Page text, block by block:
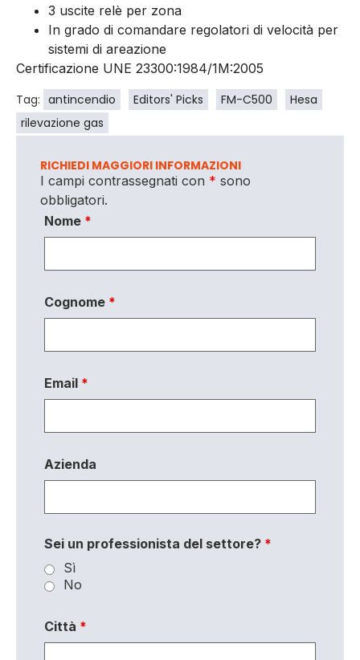
3 uscite relè per zona
In grado di comandare regolatori di velocità per
sistemi di areazione
Certificazione UNE 23300:1984/1M:2005
Tag: antincendio Editors' Picks FM-C500
Hesa
rilevazione gas
RICHIEDI MAGGIORI INFORMAZIONI
I campi contrassegnati con * sono
obbligatori.
Nome *
Cognome *
Email *
Azienda
Sei un professionista del settore? *
Sì
No
Città *